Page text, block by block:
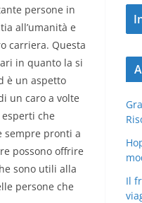
persone in
all’umanità e
carriera. Questa
in quanto la si
è un aspetto
un caro a volte
che
sempre pronti a
possono offrire
sono utili alla
persone che
Il